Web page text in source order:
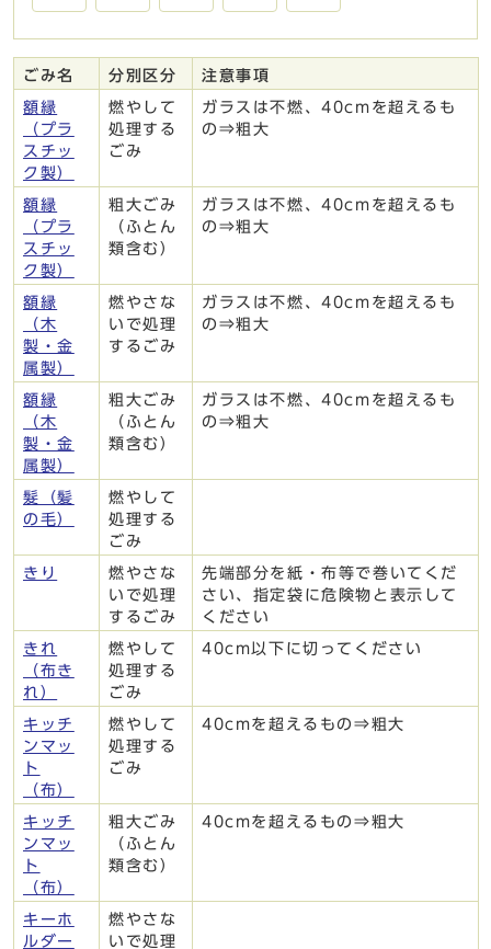
ごみ一覧
ごみ名 分別区分 注意事項
額縁
（プラ
スチッ
ク製）
燃やして
処理する
ごみ
ガラスは不燃、40cmを超えるも
の⇒粗大
額縁
（プラ
スチッ
ク製）
粗大ごみ
（ふとん
類含む）
ガラスは不燃、40cmを超えるも
の⇒粗大
額縁
（木
製・金
属製）
燃やさな
いで処理
するごみ
ガラスは不燃、40cmを超えるも
の⇒粗大
額縁
（木
製・金
属製）
粗大ごみ
（ふとん
類含む）
ガラスは不燃、40cmを超えるも
の⇒粗大
髮（髪
の毛）
燃やして
処理する
ごみ
きり
燃やさな
いで処理
するごみ
先端部分を紙・布等で巻いてくだ
さい、指定袋に危険物と表示して
ください
きれ
（布き
れ）
燃やして
処理する
ごみ
40cm以下に切ってください
キッチ
ンマッ
ト
（布）
燃やして
処理する
ごみ
40cmを超えるもの⇒粗大
キッチ
ンマッ
ト
（布）
粗大ごみ
（ふとん
類含む）
40cmを超えるもの⇒粗大
キーホ
ルダー
燃やさな
いで処理